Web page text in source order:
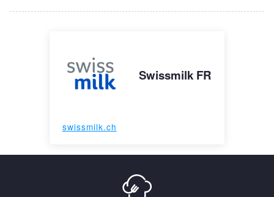
Swissmilk FR
swissmilk.ch